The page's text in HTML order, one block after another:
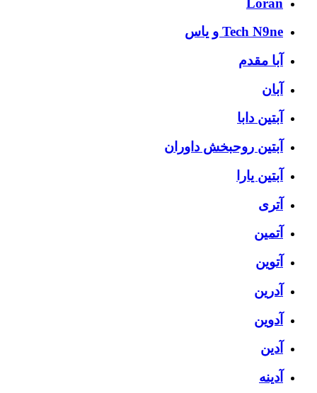
Tech N9ne و یاس
آبا مقدم
آبان
آبتین دابا
آبتین روحبخش داوران
آبتین یارا
آتری
آتمین
آتوین
آدرین
آدوین
آدین
آدینه